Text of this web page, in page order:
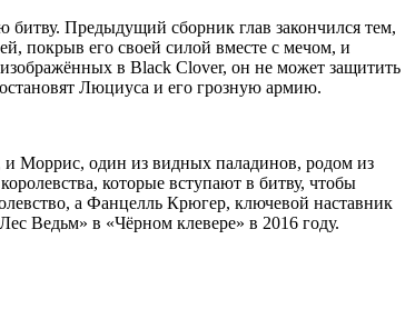
битву. Предыдущий сборник глав закончился тем,
покрыв его своей силой вместе с мечом, и
в Black Clover, он не может защитить
Люциуса и его грозную армию.
Моррис, один из видных паладинов, родом из
которые вступают в битву, чтобы
а Фанцелль Крюгер, ключевой наставник
Ведьм» в «Чёрном клевере» в 2016 году.